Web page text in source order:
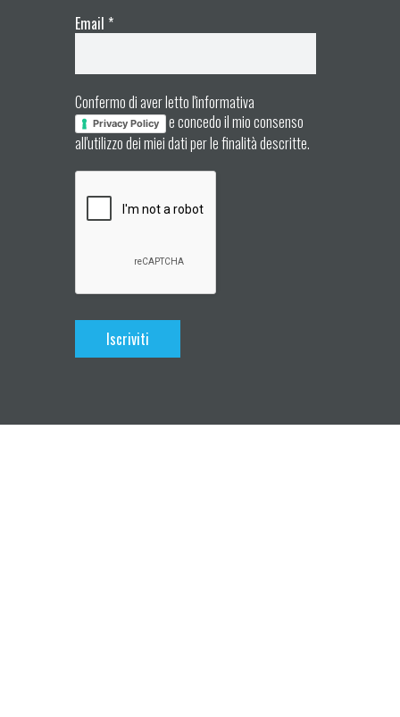
Email *
Confermo di aver letto l'informativa
Privacy Policy
e concedo il mio consenso
all'utilizzo dei miei dati per le finalità descritte.